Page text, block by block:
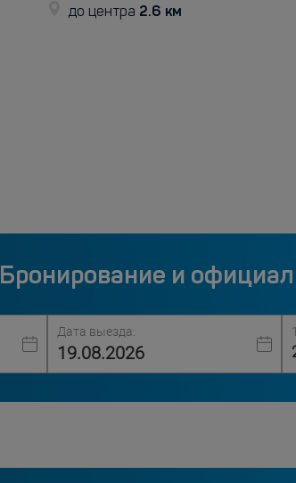
до центра 2.6 км
Бронирование и
Дата выезда: